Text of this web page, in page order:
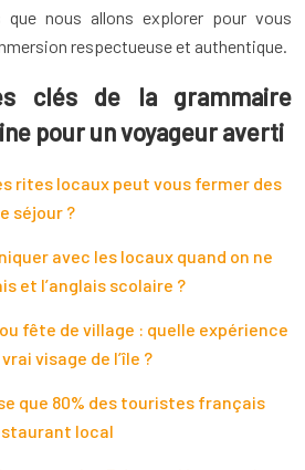
que nous allons explorer pour vous
respectueuse et authentique.
clés de la grammaire
pour un voyageur averti
rites locaux peut vous fermer des
séjour ?
avec les locaux quand on ne
et l’anglais scolaire ?
fête de village : quelle expérience
visage de l’île ?
que 80% des touristes français
local